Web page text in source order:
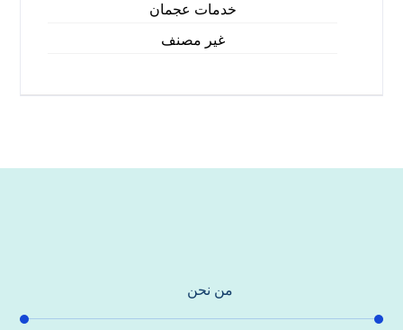
خدمات عجمان
غير مصنف
من نحن